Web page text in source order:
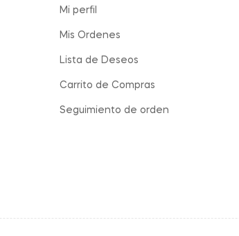
Mi perfil
Mis Ordenes
Lista de Deseos
Carrito de Compras
Seguimiento de orden